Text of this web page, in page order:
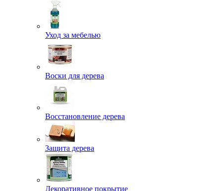
Уход за мебелью
Воски для дерева
Восстановление дерева
Защита дерева
Декоративное покрытие